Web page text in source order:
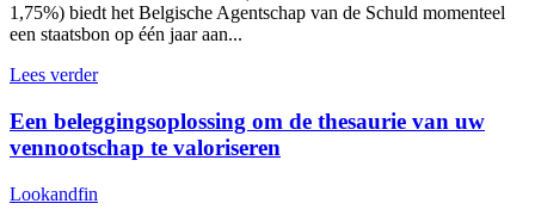
1,75%) biedt het Belgische Agentschap van de Schuld momenteel
een staatsbon op één jaar aan...
Lees verder
Een beleggingsoplossing om de thesaurie van uw
vennootschap te valoriseren
Lookandfin